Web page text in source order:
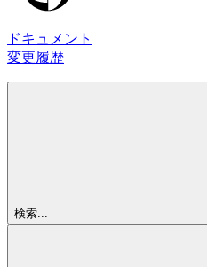
ドキュメント
変更履歴
検索...